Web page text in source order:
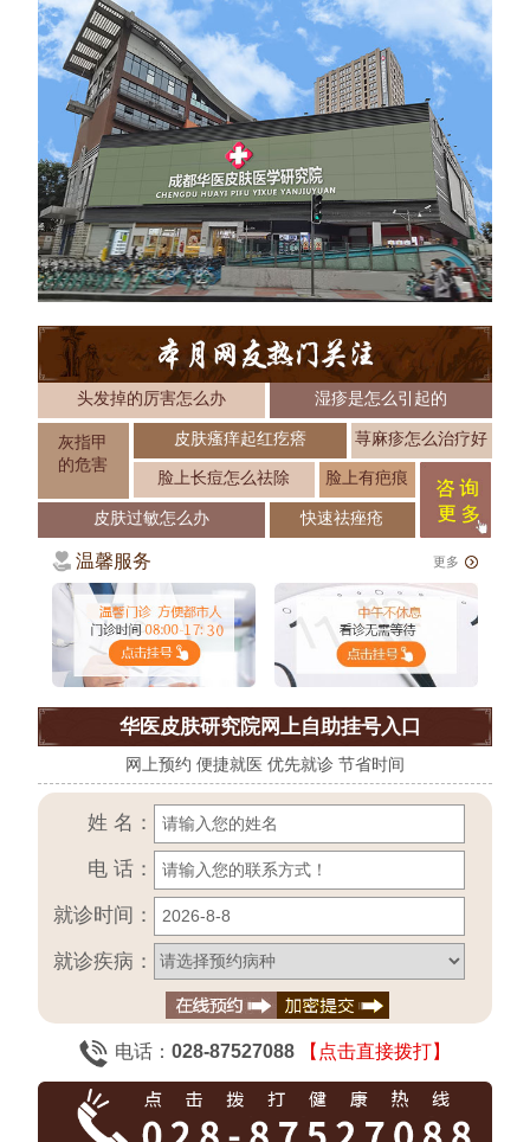
头发掉的厉害怎么办 湿疹是怎么引起的
灰指甲
的危害
皮肤瘙痒起红疙瘩 荨麻疹怎么治疗好
脸上长痘怎么祛除 脸上有疤痕
皮肤过敏怎么办 快速祛痤疮
温馨服务 更多
华医皮肤研究院网上自助挂号入口
网上预约 便捷就医 优先就诊 节省时间
姓 名：
电 话：
就诊时间：
就诊疾病：
电话： 028-87527088 【点击直接拨打】